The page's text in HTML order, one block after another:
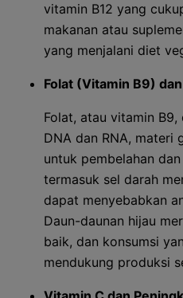
vitamin B12 yang
makanan atau
yang menjalani diet
Folat (Vitamin B9)
Folat, atau vitamin
DNA dan RNA, materi
untuk pembelahan
termasuk sel darah
dapat menyebabkan
Daun-daunan hijau
baik, dan konsumsi
mendukung produksi